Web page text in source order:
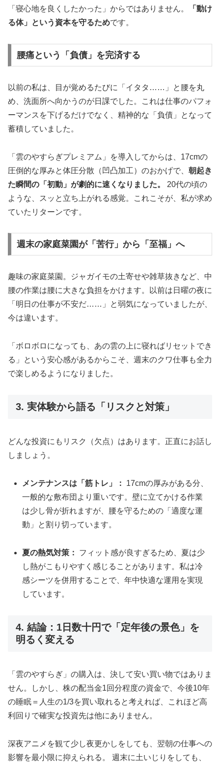
「寝心地を良くしたかった」からではありません。
「動け
る体」という資本を守るためです。
腰痛という「負債」を完済する
以前の私は、目が覚めるたびに「イタタ……」と腰を丸
め、洗面所へ向かうのが日課でした。これは仕事のパフォ
ーマンスを下げるだけでなく、精神的な「負債」となって
蓄積していました。
「雲のやすらぎプレミアム」を導入してからは、17cmの
圧倒的な厚みと体圧分散（凹凸加工）のおかげで、 朝起き
た瞬間の「初動」が劇的に速くなりました。
20代の頃の
ような、スッと立ち上がれる感覚。これこそが、私が求め
ていたリターンです。
週末の家庭菜園が「苦行」から「至福」へ
趣味の家庭菜園。ジャガイモの土寄せや雑草抜きなど、中
腰の作業は腰に大きな負担をかけます。以前は日曜の夜に
「明日の仕事が不安だ……」と弱気になっていましたが、
今は違います。
「ボロボロになっても、あの雲の上に寝ればリセットでき
る」という安心感があるからこそ、週末のクワ仕事も全力
で楽しめるようになりました。
3. 実体験から語る「リスクと対策」
どんな投資にもリスク（欠点）はあります。正直にお話し
しましょう。
メンテナンスは「筋トレ」：
17cmの厚みがある分、
一般的な敷布団より重いです。壁に立てかける作業
は少し骨が折れますが、腰を守るための「適度な運
動」と割り切っています。
夏の熱気対策：
フィット感が良すぎるため、夏は少
し熱がこもりやすく感じることがあります。私は冷
感シーツを併用することで、年中快適な運用を実現
しています。
4. 結論：1日数十円で「定年後の景色」を
明るく変える
「雲のやすらぎ」の購入は、決して安い買い物ではありま
せん。しかし、株の配当金1回分程度の資金で、今後10年
の睡眠＝人生の1/3を買い取れると考えれば、これほど高
利回りで確実な投資先は他にありません。
深夜アニメを観て少し夜更かしをしても、翌朝の仕事への
影響を最小限に抑えられる。 週末に土いじりをしても、